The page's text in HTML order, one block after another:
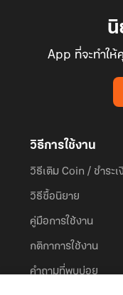
นิ
App ที่จะทำใ
วิธีการใช้งาน
วิธีเติม Coin / ชำระเ
วิธีซื้อนิยาย
คู่มือการใช้งาน
กติกาการใช้งาน
คำถามที่พบบ่อย